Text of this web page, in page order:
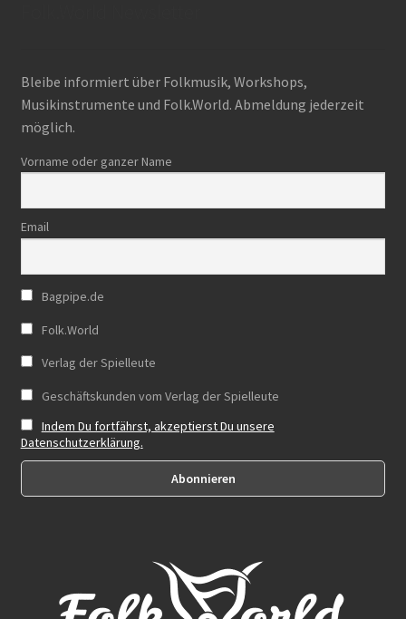
Bleibe informiert über Folkmusik, Workshops,
Musikinstrumente und Folk.World. Abmeldung jederzeit
möglich.
Vorname oder ganzer Name
Email
Bagpipe.de
Folk.World
Verlag der Spielleute
Geschäftskunden vom Verlag der Spielleute
Indem Du fortfährst, akzeptierst Du unsere
Datenschutzerklärung.